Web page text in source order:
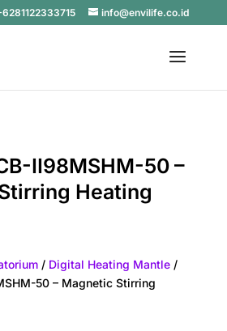
info@envilife.co.id
II98MSHM-50 –
Heating
/ Digital Heating Mantle/
50 – Magnetic Stirring